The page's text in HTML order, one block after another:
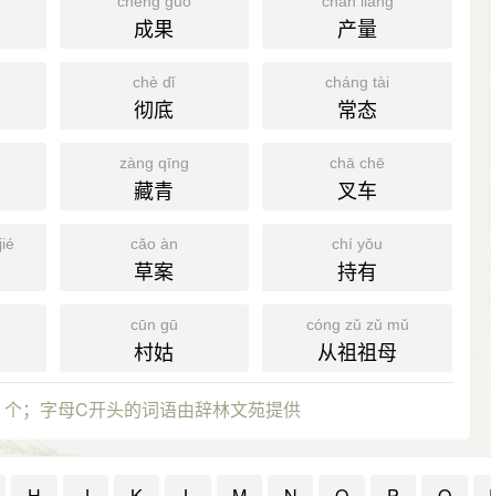
成果 产量
chè dǐ
彻底
cháng tài
常态
zàng qīng
藏青
chā chē
叉车
cǎo àn
草案
chí yǒu
持有
cūn gū
村姑
cóng zǔ zǔ mǔ
从祖祖母
；字母C开头的词语由辞林文苑提供